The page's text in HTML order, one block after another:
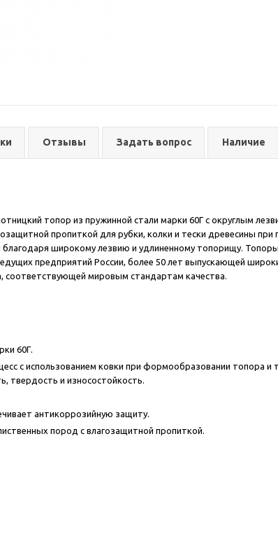
Отзывы Задать вопрос Наличие
топор из пружинной стали марки 60Г с округлым
пропиткой для рубки, колки и тески древесины
благодаря широкому лезвию и удлиненному топорищу.
предприятий России, более 50 лет выпускающей
соответствующей мировым стандартам качества.
60Г.
с использованием ковки при формообразовании топора
твердость и износостойкость.
антикоррозийную защиту.
пород с влагозащитной пропиткой.